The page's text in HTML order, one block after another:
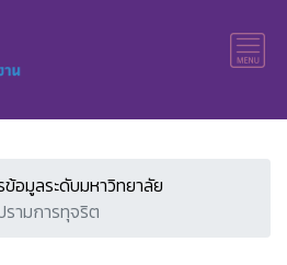
ข้อมูลระดับมหาวิทยาลัย
รามการทุจริต